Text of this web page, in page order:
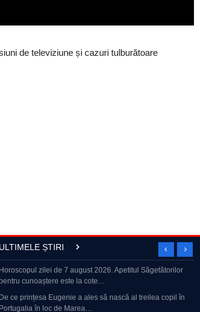
de televiziune și cazuri tulburătoare
BEST OF „Dan Capatos Show” | Greii manelelor, SHOW la
Cancan
Mai contează facultatea?
ULTIMELE ȘTIRI
Horoscopul zilei de 7 august 2026. Apetitul Săgetătorilor
cunoaștere este la cote…
De ce prințesa Eugenie a ales să nască al treilea copil în
Portugalia în loc de Marea…